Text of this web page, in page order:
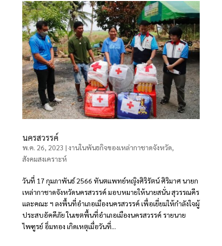
นครสวรรค์
พ.ค. 26, 2023 | งานในพันธกิจของเหล่ากาชาดจังหวัด,
สังคมสงเคราะห์
วันที่ 17 กุมภาพันธ์ 2566 ทันตแพทย์หญิงศิริรัตน์ ศิริมาศ นายก
เหล่ากาชาดจังหวัดนครสวรรค์ มอบหมายให้นายสนั่น สุวรรณคีร
และคณะ ฯ ลงพื้นที่อำเภอเมืองนครสวรรค์ เพื่อเยี่ยมให้กำลังใจผู้
ประสบอัคคีภัย ในเขตพื้นที่อำเภอเมืองนครสวรรค์ รายนาย
ไพฑูรย์ อิ่มทอง เกิดเหตุเมื่อวันที่...